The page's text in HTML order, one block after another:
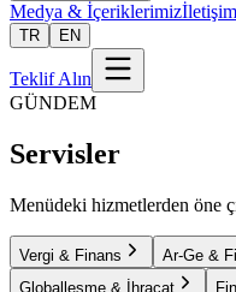
Medya & İçeriklerimizİletişim
TR EN
Teklif Alın
GÜNDEM
Servisler
Menüdeki hizmetlerden öne
Vergi & Finans Ar-Ge &
Globalleşme & İhracat